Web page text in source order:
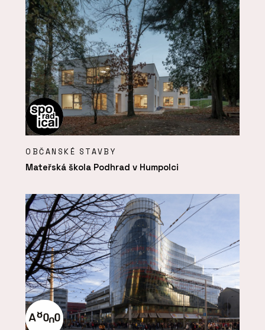
OBČANSKÉ STAVBY
Mateřská škola Podhrad v Humpolci